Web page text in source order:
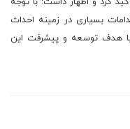
بسیاری در زمینه احداث
هدف توسعه و پیشرفت این